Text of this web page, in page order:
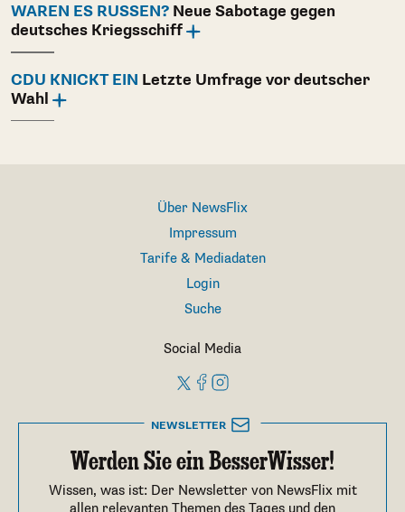
WAREN ES RUSSEN? Neue Sabotage gegen
deutsches Kriegsschiff
CDU KNICKT EIN Letzte Umfrage vor deutscher
Wahl
Über NewsFlix
Impressum
Tarife & Mediadaten
Login
Suche
Social Media
NEWSLETTER
Werden Sie ein BesserWisser!
Wissen, was ist: Der Newsletter von NewsFlix mit